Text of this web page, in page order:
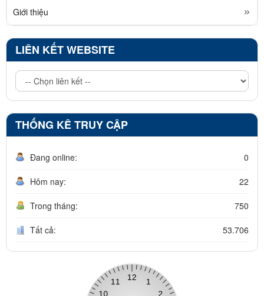
Giới thiệu
LIÊN KẾT WEBSITE
THỐNG KÊ TRUY CẬP
Đang online: 0
Hôm nay: 22
Trong tháng: 750
Tất cả: 53.706